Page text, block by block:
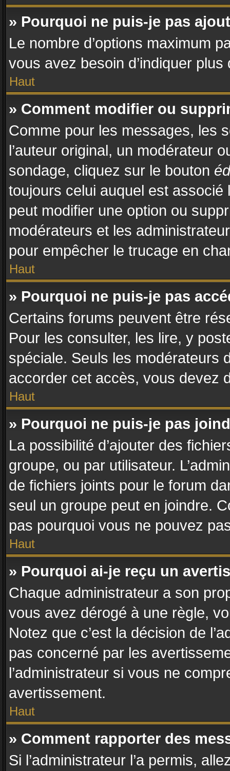
» Pourquoi ne puis-je pas
Le nombre d’options maximum
vous avez besoin d’indiquer plus
Haut
» Comment modifier ou
Comme pour les messages, les
l’auteur original, un modérateur
sondage, cliquez sur le bouton
toujours celui auquel est associé
peut modifier une option ou
modérateurs et les
pour empêcher le trucage en
Haut
» Pourquoi ne puis-je pas
Certains forums peuvent être
Pour les consulter, les lire, y
spéciale. Seuls les modérateurs
accorder cet accès, vous devez
Haut
» Pourquoi ne puis-je pas
La possibilité d’ajouter des
groupe, ou par utilisateur.
de fichiers joints pour le forum
seul un groupe peut en joindre.
pas pourquoi vous ne pouvez
Haut
» Pourquoi ai-je reçu un
Chaque administrateur a son
vous avez dérogé à une règle,
Notez que c’est la décision de
pas concerné par les
l’administrateur si vous ne
avertissement.
Haut
» Comment rapporter des
Si l’administrateur l’a permis,